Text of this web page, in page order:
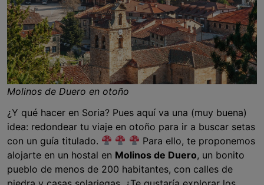
Molinos de Duero en otoño
¿Y qué hacer en Soria? Pues aquí va una (muy buena)
idea: redondear tu viaje en otoño para ir a buscar setas
con un guía titulado.
Para ello, te proponemos
alojarte en un hostal en Molinos de Duero, un bonito
pueblo de menos de 200 habitantes, con calles de